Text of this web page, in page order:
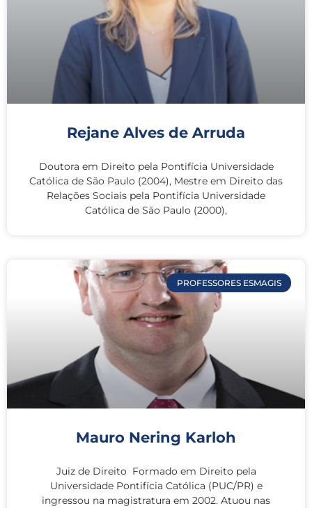
Rejane Alves de Arruda
Doutora em Direito pela Pontifícia Universidade
Católica de São Paulo (2004), Mestre em Direito das
Relações Sociais pela Pontifícia Universidade
Católica de São Paulo (2000),
PROFESSORES ESMAGIS
Mauro Nering Karloh
Juiz de Direito Formado em Direito pela
Universidade Pontifícia Católica (PUC/PR) e
ingressou na magistratura em 2002. Atuou nas